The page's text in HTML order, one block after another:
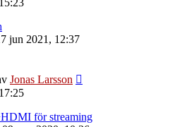
jun 2021, 12:37
Jonas Larsson
för streaming